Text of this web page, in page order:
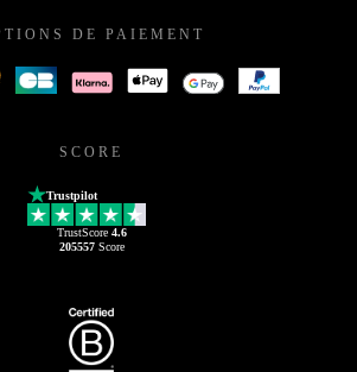
DE PAIEMENT
SCORE
Trustpilot
TrustScore 4.6
205557Score